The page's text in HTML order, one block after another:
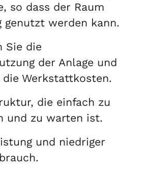
so dass der Raum
genutzt werden kann.
Sie die
der Anlage und
die Werkstattkosten.
die einfach zu
und zu warten ist.
und niedriger